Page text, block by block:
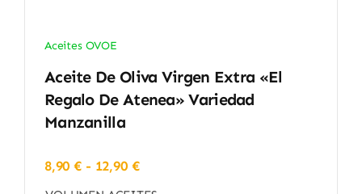
Aceites OVOE
Aceite De Oliva Virgen Extra «El
Regalo De Atenea» Variedad
Manzanilla
8,90€ - 12,90 €Rango